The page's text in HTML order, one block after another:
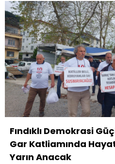
Fındıklı Demokrasi
Gar Katliamında
Yarın Anacak